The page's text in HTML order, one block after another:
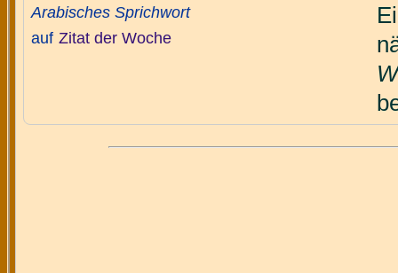
Arabisches Sprichwort
auf Zitat der Woche